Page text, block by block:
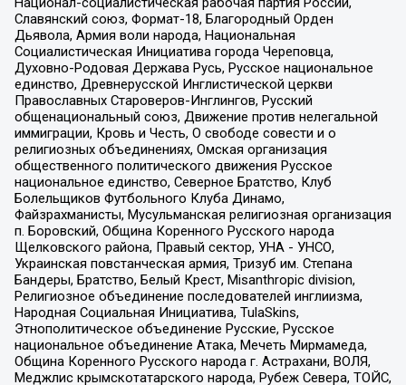
Славянский союз, Формат-18, Благородный Орден
Дьявола, Армия воли народа, Национальная
Социалистическая Инициатива города Череповца,
Духовно-Родовая Держава Русь, Русское национальное
единство, Древнерусской Инглистической церкви
Православных Староверов-Инглингов, Русский
общенациональный союз, Движение против нелегальной
иммиграции, Кровь и Честь, О свободе совести и о
религиозных объединениях, Омская организация
общественного политического движения Русское
национальное единство, Северное Братство, Клуб
Болельщиков Футбольного Клуба Динамо,
Файзрахманисты, Мусульманская религиозная организация
п. Боровский, Община Коренного Русского народа
Щелковского района, Правый сектор, УНА - УНСО,
Украинская повстанческая армия, Тризуб им. Степана
Бандеры, Братство, Белый Крест, Misanthropic division,
Религиозное объединение последователей инглиизма,
Народная Социальная Инициатива, TulaSkins,
Этнополитическое объединение Русские, Русское
национальное объединение Атака, Мечеть Мирмамеда,
Община Коренного Русского народа г. Астрахани, ВОЛЯ,
Меджлис крымскотатарского народа, Рубеж Севера, ТОЙС,